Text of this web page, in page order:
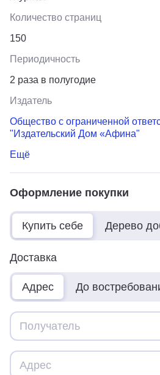
Количество страниц
150
Периодичность
2 раза в полугодие
Издатель
Общество с ограниченной
"Издательский Дом «Афина"
Ещё
Оформление покупки
Купить себе Дерево
Доставка
Адрес До